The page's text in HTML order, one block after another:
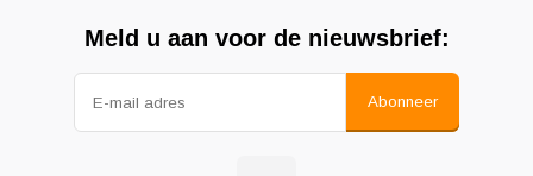
Meld u aan voor de nieuwsbrief:
Abonneer